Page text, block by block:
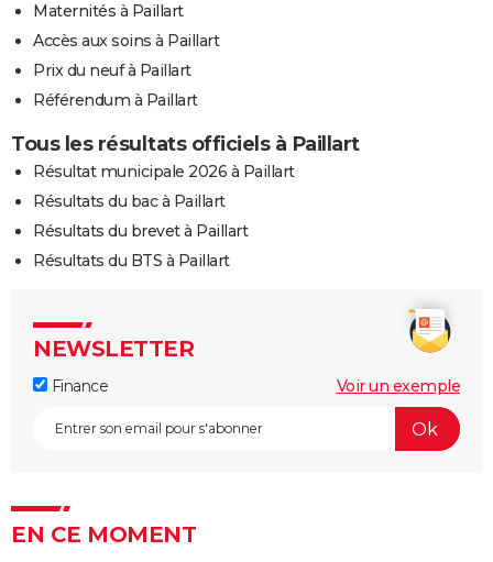
Maternités à Paillart
Accès aux soins à Paillart
Prix du neuf à Paillart
Référendum à Paillart
Tous les résultats officiels à Paillart
Résultat municipale 2026 à Paillart
Résultats du bac à Paillart
Résultats du brevet à Paillart
Résultats du BTS à Paillart
NEWSLETTER
Finance Voir un exemple
EN CE MOMENT